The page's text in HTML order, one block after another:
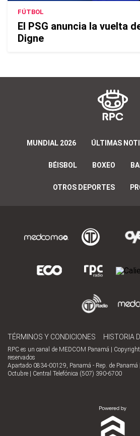
FÚTBOL
El PSG anuncia la vuelta
Digne
MUNDIAL 2026 ÚLTIMAS
BÉISBOL BOXEO
OTROS DEPORTES
TÉRMINOS Y CONDICIONES HISTORIA
RPC es un canal de MEDCOM Panamá |
reservados
Apartado 0834-00129, Panamá - Rep. de Panamá
Octubre | Central Telefónica (507) 390-6700